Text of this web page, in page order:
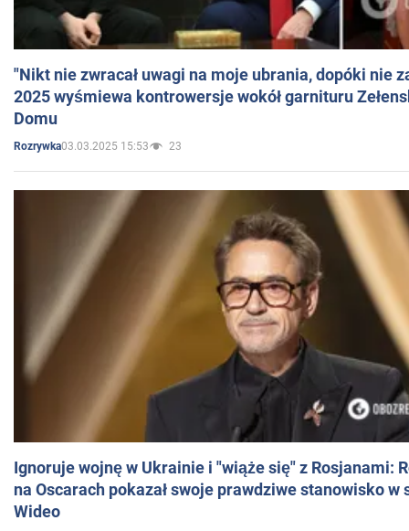
"Nikt nie zwracał uwagi na moje ubrania, dopóki nie
2025 wyśmiewa kontrowersje wokół garnituru
Domu
Rozrywka03.03.2025 15:53 23
Ignoruje wojnę w Ukrainie i "wiąże się" z Rosjanami:
na Oscarach pokazał swoje prawdziwe stanowisko w
Wideo